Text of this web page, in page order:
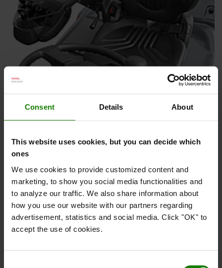
Consent Details About
This website uses cookies, but you can decide which
ones
We use cookies to provide customized content and
marketing, to show you social media functionalities and
to analyze our traffic. We also share information about
how you use our website with our partners regarding
advertisement, statistics and social media. Click "OK" to
accept the use of cookies.
Toyota Power
brug i industrien og understøtter hurtig acceleration samt
en optimeret brændstofeffektivitet.